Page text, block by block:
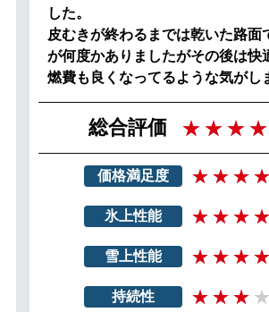
した。
皮むきが終わるまでは乾いた路面
が何度かありましたがその後は快
燃費も良くなってるような気がし
総合評価
価格満足度
氷上性能
雪上性能
持続性